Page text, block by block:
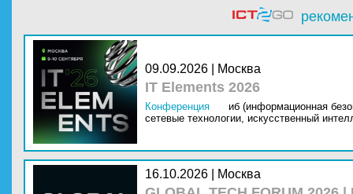
09.09.2026 | Москва
IT Elements 2026
Конференция
иб (информационная
сетевые технологии, искусственный
16.10.2026 | Москва